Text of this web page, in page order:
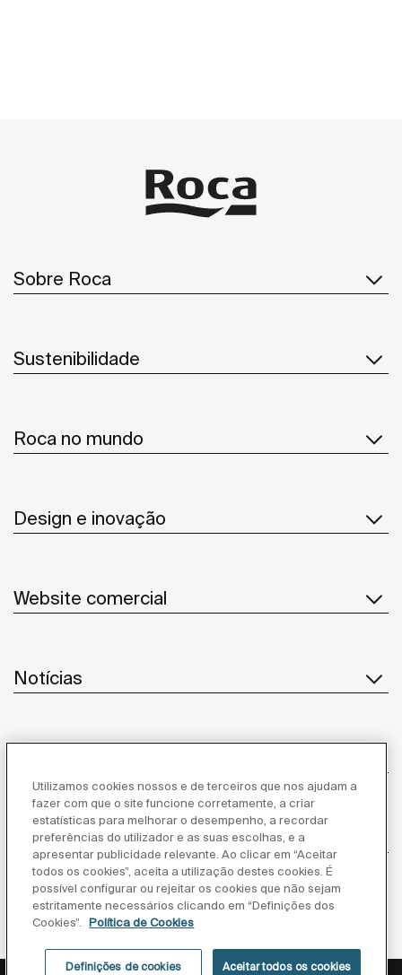
Sobre Roca
Sustenibilidade
Roca no mundo
Design e inovação
Website comercial
Notícias
Fornecedores
Segue-nos
Utilizamos cookies nossos e de terceiros que nos ajudam a
fazer com que o site funcione corretamente, a criar
estatísticas para melhorar o desempenho, a recordar
preferências do utilizador e as suas escolhas, e a
apresentar publicidade relevante. Ao clicar em “Aceitar
todos os cookies”, aceita a utilização destes cookies. É
possível configurar ou rejeitar os cookies que não sejam
estritamente necessários clicando em “Definições dos
Cookies”.
Política de Cookies
Definições de cookies Aceitar todos os cookies